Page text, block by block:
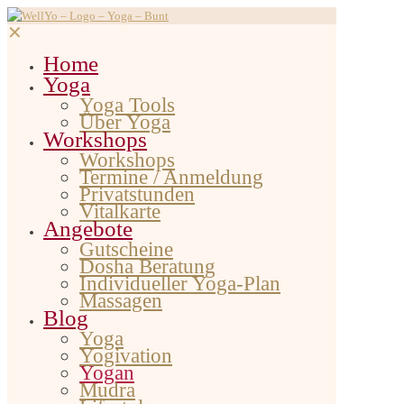
✕
Home
Yoga
Yoga Tools
Über Yoga
Workshops
Workshops
Termine / Anmeldung
Privatstunden
Vitalkarte
Angebote
Gutscheine
Dosha Beratung
Individueller Yoga-Plan
Massagen
Blog
Yoga
Yogivation
Yogan
Mudra